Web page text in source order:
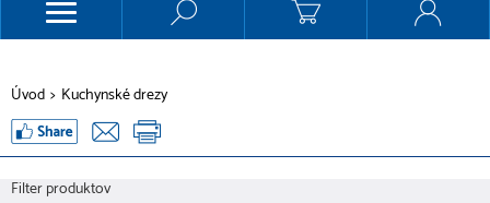
Úvod > Kuchynské drezy
Filter produktov